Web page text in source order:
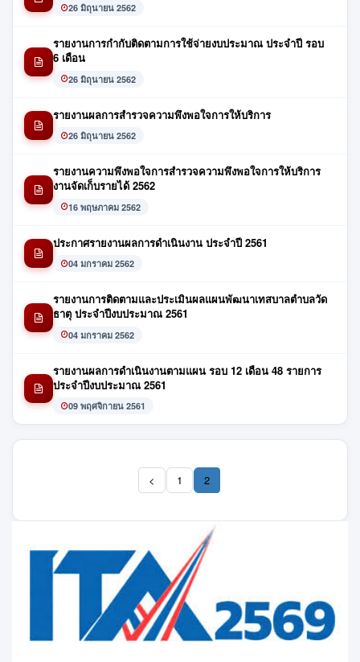
26 มิถุนายน 2562
รายงานการกำกับติดตามการใช้จ่ายงบประมาณ ประจำปี รอบ
6 เดือน
26 มิถุนายน 2562
รายงานผลการสำรวจความพึงพอใจการให้บริการ
26 มิถุนายน 2562
รายงานความพึงพอใจการสำรวจความพึงพอใจการให้บริการ
งานจัดเก็บรายได้ 2562
16 พฤษภาคม 2562
ประกาศรายงานผลการดำเนินงาน ประจำปี 2561
04 มกราคม 2562
รายงานการติดตามและประเมินผลแผนพัฒนาเทสบาลตำบลวัด
ธาตุ ประจำปีงบประมาณ 2561
04 มกราคม 2562
รายงานผลการดำเนินงานตามแผน รอบ 12 เดือน 48 รายการ
ประจำปีงบประมาณ 2561
09 พฤศจิกายน 2561
< 1 2